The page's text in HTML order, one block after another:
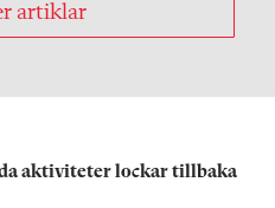
artiklar
aktiviteter lockar tillbaka